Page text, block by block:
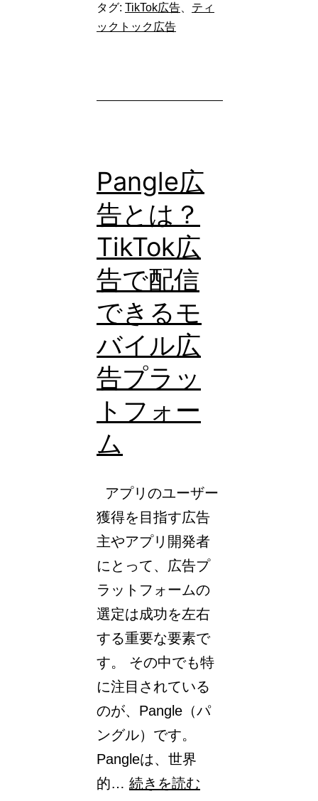
UP】
AI
く
す！
TikTok
広
告
「Smart
Creative」
活
用
術
と
タグ: TikTok広告
ティ
ックトック広告
Pangle広
告とは？
TikTok広
告で配信
できるモ
バイル広
告プラッ
トフォー
ム
アプリのユーザー
獲得を目指す広告
主やアプリ開発者
にとって、広告プ
ラットフォームの
選定は成功を左右
する重要な要素で
す。 その中でも特
に注目されている
のが、Pangle（パ
ングル）です。
Pangleは、世界
的… 続きを読む